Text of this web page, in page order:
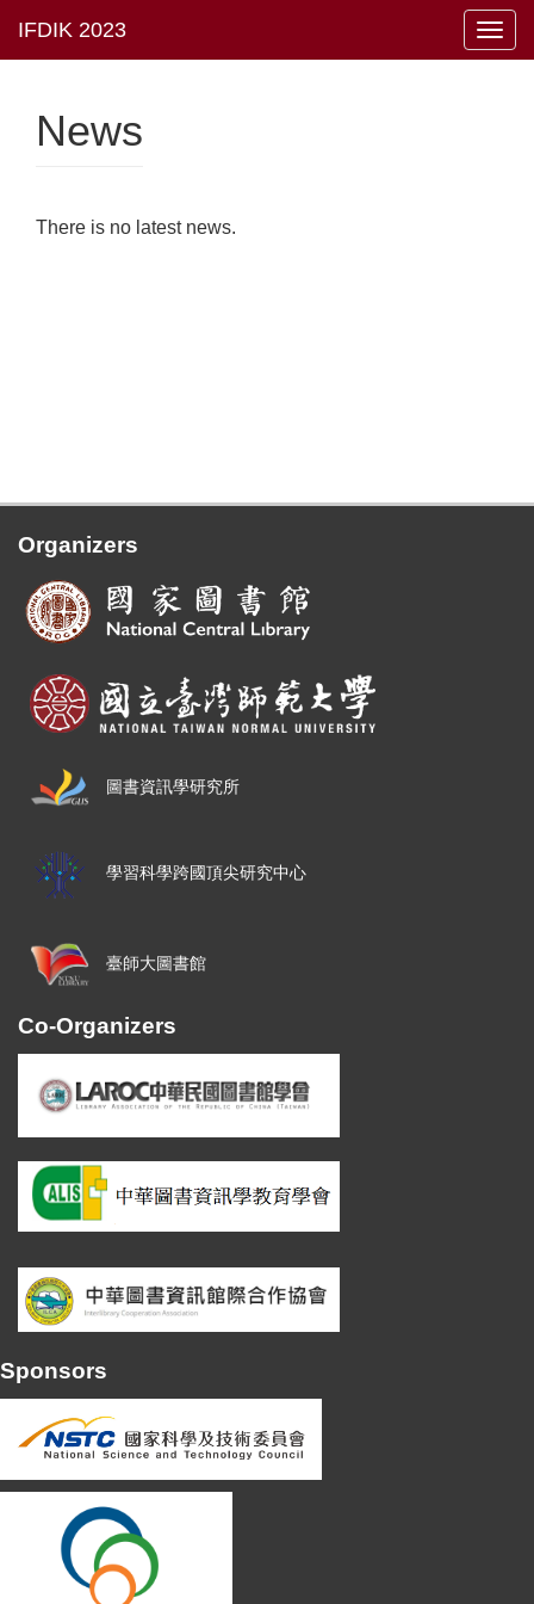
News
There is no latest news.
Organizers
圖書資訊學研究所
學習科學跨國頂尖研究中心
臺師大圖書館
Co-Organizers
Sponsors